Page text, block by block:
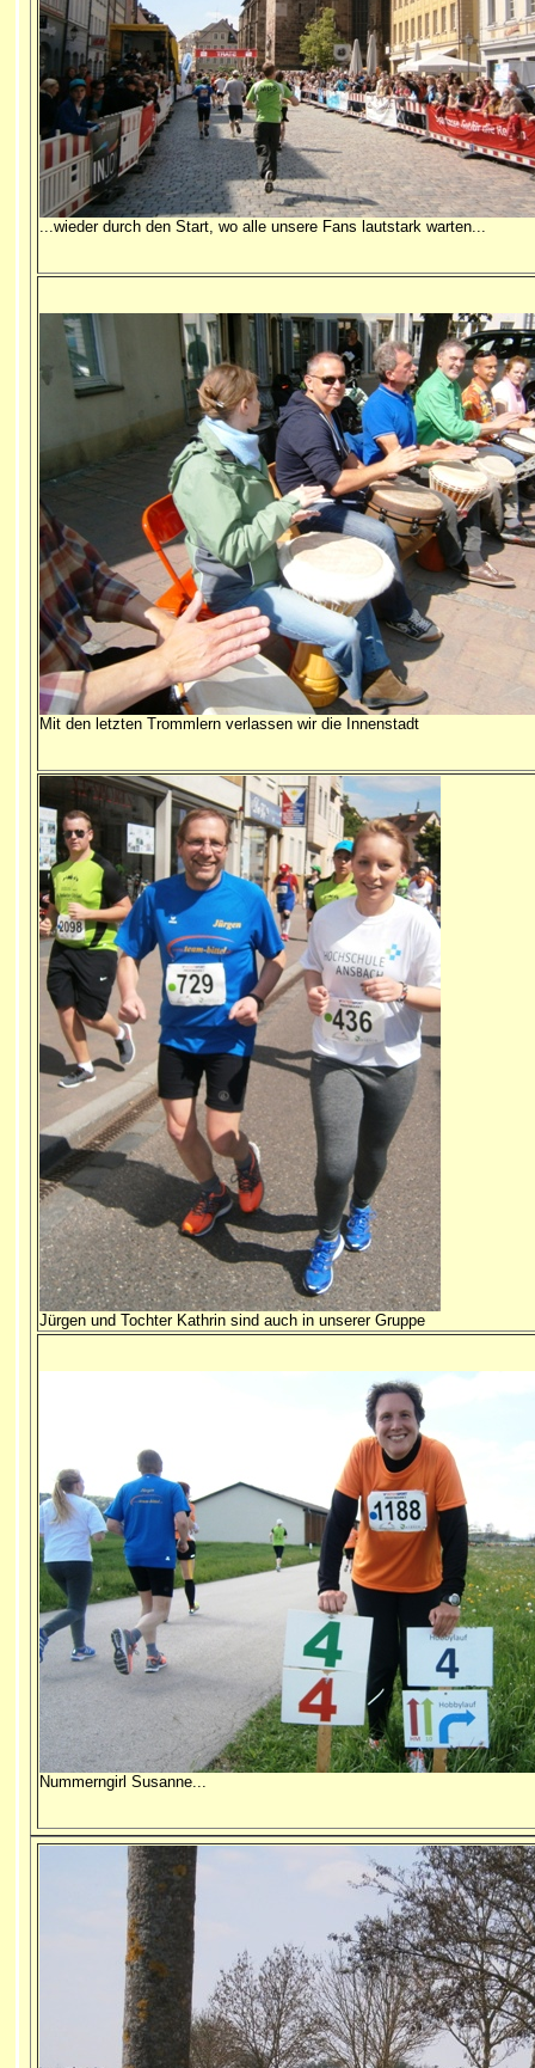
...wieder durch den Start, wo alle unsere Fans lautstark warten...
Mit den letzten Trommlern verlassen wir die Innenstadt
Jürgen und Tochter Kathrin sind auch in unserer Gruppe
Nummerngirl Susanne...